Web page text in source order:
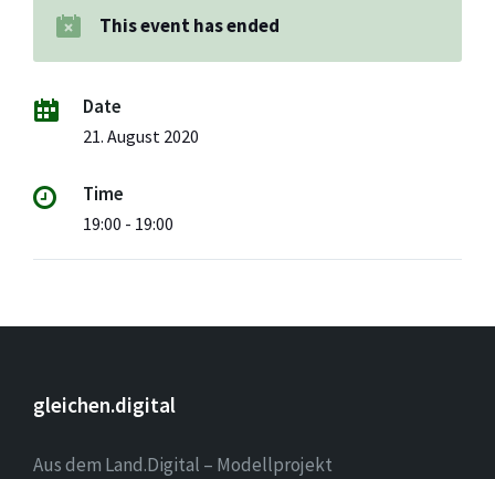
This event has ended
Date
21. August 2020
Time
19:00 - 19:00
gleichen.digital
Aus dem Land.Digital – Modellprojekt